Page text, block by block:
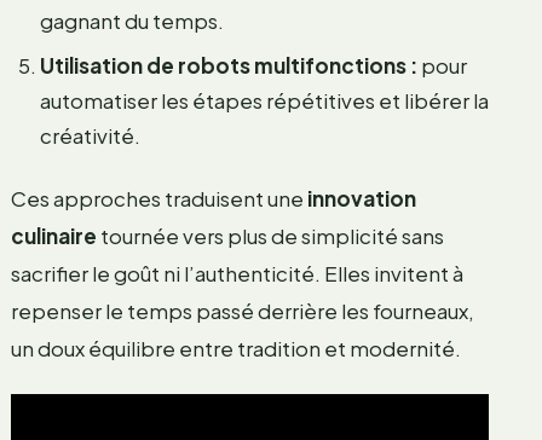
gagnant du temps.
Utilisation de robots multifonctions : pour
automatiser les étapes répétitives et libérer la
créativité.
Ces approches traduisent une innovation
culinaire tournée vers plus de simplicité sans
sacrifier le goût ni l’authenticité. Elles invitent à
repenser le temps passé derrière les fourneaux,
un doux équilibre entre tradition et modernité.